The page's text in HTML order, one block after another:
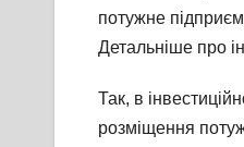
потужне
Детальніше про
Так, в
розміщення